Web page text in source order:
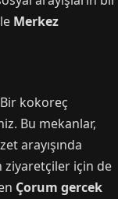
Merkez
kokoreç
Bu mekanlar,
arayışında
ziyaretçiler için de
Çorum gercek